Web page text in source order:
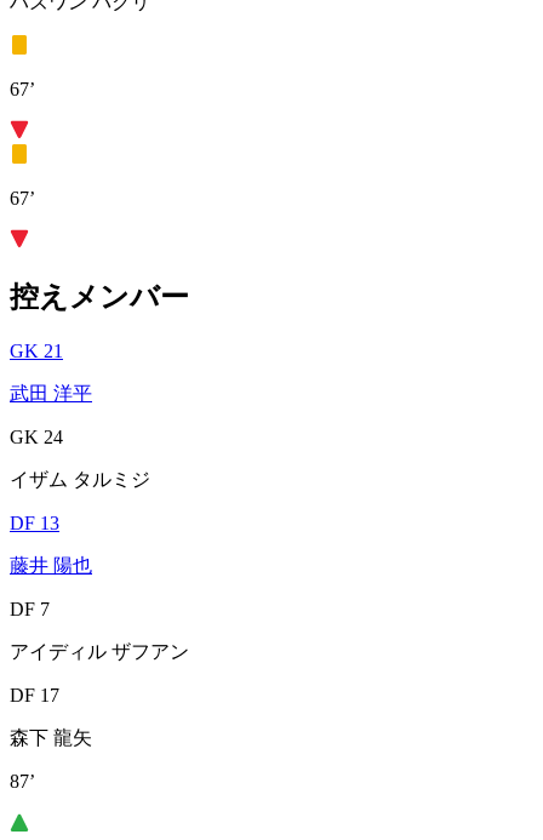
67’
67’
控えメンバー
GK 21
武田 洋平
GK 24
イザム タルミジ
DF 13
藤井 陽也
DF 7
アイディル ザフアン
DF 17
森下 龍矢
87’